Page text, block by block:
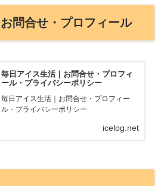
問合せ・プロフィール
毎日アイス生活｜お問合せ・プロフィ
ール・プライバシーポリシー
毎日アイス生活｜お問合せ・プロフィー
ル・プライバシーポリシー
icelog.net